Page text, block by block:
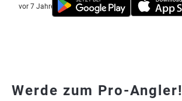
vor 7 Jahre
Werde zum Pro-Angler!